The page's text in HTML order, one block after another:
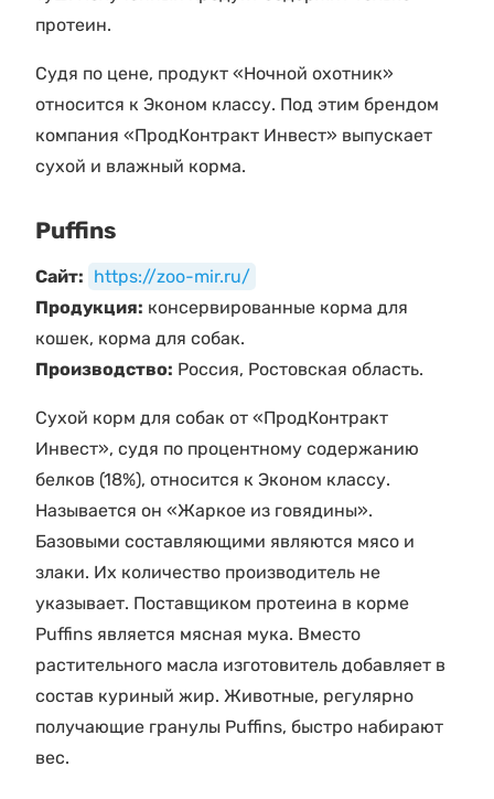
протеин.
Судя по цене, продукт «Ночной охотник»
относится к Эконом классу. Под этим брендом
компания «ПродКонтракт Инвест» выпускает
сухой и влажный корма.
Puffins
Сайт: https://zoo-mir.ru/
Продукция: консервированные корма для
кошек, корма для собак.
Производство: Россия, Ростовская область.
Сухой корм для собак от «ПродКонтракт
Инвест», судя по процентному содержанию
белков (18%), относится к Эконом классу.
Называется он «Жаркое из говядины».
Базовыми составляющими являются мясо и
злаки. Их количество производитель не
указывает. Поставщиком протеина в корме
Puffins является мясная мука. Вместо
растительного масла изготовитель добавляет в
состав куриный жир. Животные, регулярно
получающие гранулы Puffins, быстро набирают
вес.